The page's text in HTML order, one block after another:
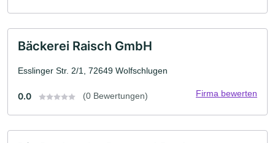
Bäckerei Raisch GmbH
Esslinger Str. 2/1, 72649 Wolfschlugen
0.0 (0 Bewertungen) Firma bewerten